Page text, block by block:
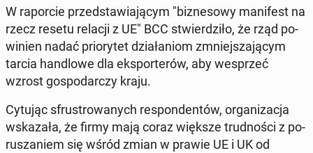
W ra­por­cie przed­sta­wia­ją­cym "biz­ne­so­wy ma­ni­fest na
rzecz resetu relacji z UE" BCC stwier­dzi­ło, że rząd po­
wi­nien nadać prio­ry­tet dzia­ła­niom zmniej­sza­ją­cym
tarcia han­dlo­we dla eks­por­te­rów, aby wes­przeć
wzrost go­spo­dar­czy kraju.
Cytując sfru­stro­wa­nych re­spon­den­tów, or­ga­ni­za­cja
wska­za­ła, że firmy mają coraz większe trud­no­ści z po­
ru­sza­niem się wśród zmian w prawie UE i UK od